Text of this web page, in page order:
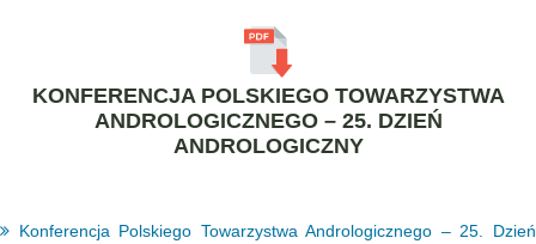
KONFERENCJA POLSKIEGO TOWARZYSTWA
ANDROLOGICZNEGO – 25. DZIEŃ
ANDROLOGICZNY
Konferencja Polskiego Towarzystwa Andrologicznego – 25. Dzień